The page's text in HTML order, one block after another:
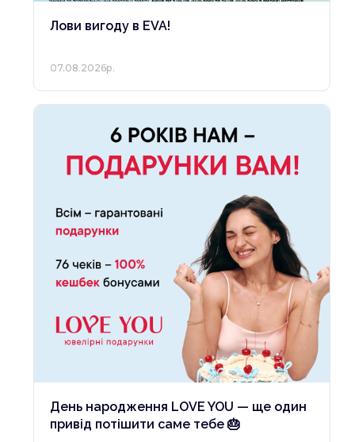
Лови вигоду в EVA!
07.08.2026р.
День народження LOVE YOU — ще один
привід потішити саме тебе 🎂